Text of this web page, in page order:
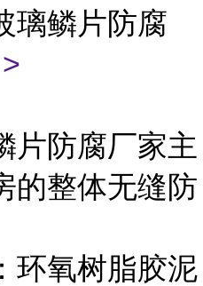
璃鳞片防腐
片防腐厂家主
的整体无缝防
环氧树脂胶泥